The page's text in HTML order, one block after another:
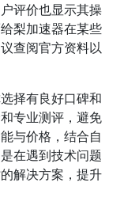
评价也显示其操
梨加速器在某些
查阅官方资料以
择有良好口碑和
专业测评，避免
与价格，结合自
在遇到技术问题
解决方案，提升